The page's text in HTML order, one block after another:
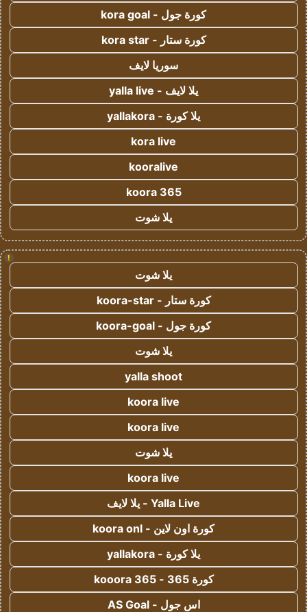
كورة جول - kora goal
كورة ستار - kora star
سوريا لايف
يلا لايف - yalla live
يلا كورة - yallakora
kora live
kooralive
koora 365
يلا شوت
!
يلا شوت
كورة ستار - koora-star
كورة جول - koora-goal
يلا شوت
yalla shoot
koora live
koora live
يلا شوت
koora live
Yalla Live - يلا لايف
كورة اون لاين - koora onl
يلا كورة - yallakora
كورة 365 - kooora 365
اس جول - AS Goal